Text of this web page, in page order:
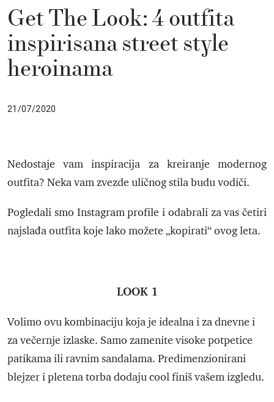
Get The Look: 4 outfita
inspirisana street style
heroinama
21/07/2020
Nedostaje vam inspiracija za kreiranje modernog
outfita? Neka vam zvezde uličnog stila budu vodiči.
Pogledali smo Instagram profile i odabrali za vas četiri
najslađa outfita koje lako možete „kopirati“ ovog leta.
LOOK 1
Volimo ovu kombinaciju koja je idealna i za dnevne i
za večernje izlaske. Samo zamenite visoke potpetice
patikama ili ravnim sandalama. Predimenzionirani
blejzer i pletena torba dodaju cool finiš vašem izgledu.